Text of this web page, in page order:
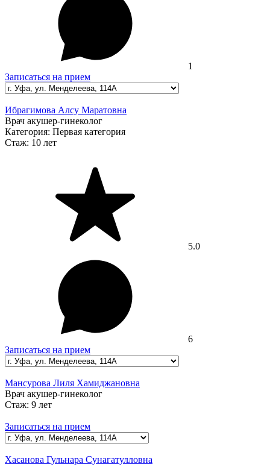
1
Записаться на прием
Ибрагимова Алсу Маратовна
Врач акушер-гинеколог
Категория: Первая категория
Стаж: 10 лет
5.0
6
Записаться на прием
Мансурова Лиля Хамиджановна
Врач акушер-гинеколог
Стаж: 9 лет
Записаться на прием
Хасанова Гульнара Сунагатулловна